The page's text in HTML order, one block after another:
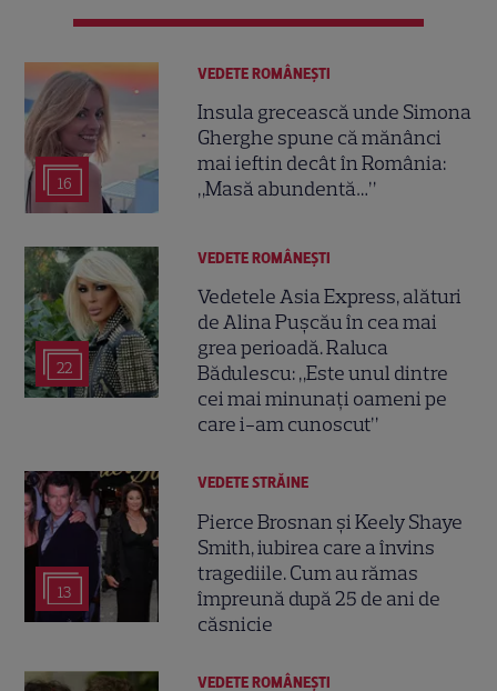
16
VEDETE ROMÂNEŞTI
Insula grecească unde Simona
Gherghe spune că mănânci
mai ieftin decât în România:
„Masă abundentă…”
22
VEDETE ROMÂNEŞTI
Vedetele Asia Express, alături
de Alina Pușcău în cea mai
grea perioadă. Raluca
Bădulescu: „Este unul dintre
cei mai minunați oameni pe
care i-am cunoscut”
13
VEDETE STRĂINE
Pierce Brosnan și Keely Shaye
Smith, iubirea care a învins
tragediile. Cum au rămas
împreună după 25 de ani de
căsnicie
VEDETE ROMÂNEŞTI